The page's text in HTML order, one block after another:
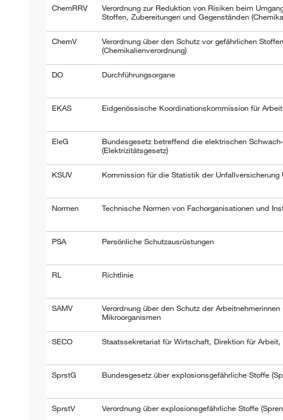
ChemRRV
Verordnung zur Reduktion von Risiken beim
Stoffen, Zubereitungen und Gegenständen
ChemV
Verordnung über den Schutz vor gefährlichen
(Chemikalienverordnung)
DO Durchführungsorgane
EKAS Eidgenössische Koordinationskommission für
EleG
Bundesgesetz betreffend die elektrischen
(Elektrizitätsgesetz)
KSUV Kommission für die Statistik der Unfallversicherung
Normen Technische Normen von Fachorganisationen und
PSA Persönliche Schutzausrüstungen
RL Richtlinie
SAMV
Verordnung über den Schutz der
Mikroorganismen
SECO Staatssekretariat für Wirtschaft, Direktion für
SprstG Bundesgesetz über explosionsgefährliche Stoffe
SprstV Verordnung über explosionsgefährliche Stoffe